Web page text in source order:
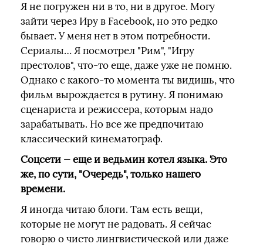
Я не погружен ни в то, ни в другое. Могу
зайти через Иру в Facebook, но это редко
бывает. У меня нет в этом потребности.
Сериалы… Я посмотрел "Рим", "Игру
престолов", что-то еще, даже уже не помню.
Однако с какого-то момента ты видишь, что
фильм вырождается в рутину. Я понимаю
сценариста и режиссера, которым надо
зарабатывать. Но все же предпочитаю
классический кинематограф.
Соцсети — еще и ведьмин котел языка. Это
же, по сути, "Очередь", только нашего
времени.
Я иногда читаю блоги. Там есть вещи,
которые не могут не радовать. Я сейчас
говорю о чисто лингвистической или даже